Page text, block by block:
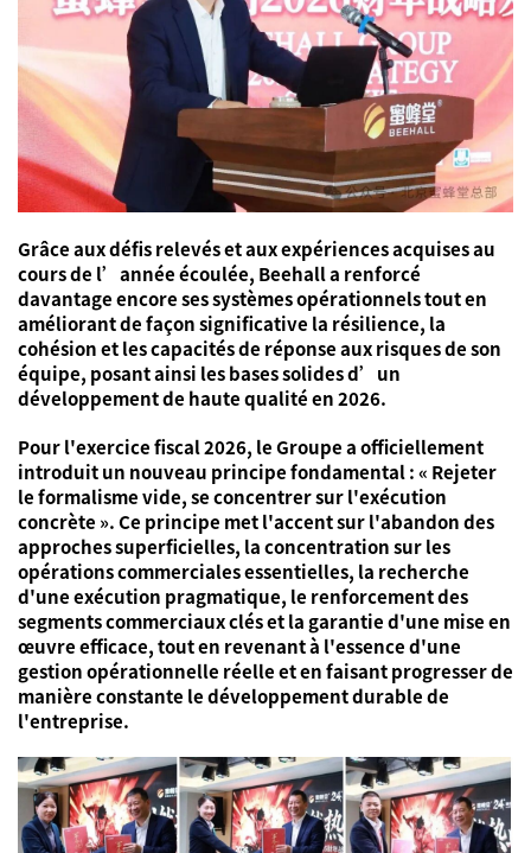
Grâce aux défis relevés et aux expériences acquises au
cours de l’année écoulée, Beehall a renforcé
davantage encore ses systèmes opérationnels tout en
améliorant de façon significative la résilience, la
cohésion et les capacités de réponse aux risques de son
équipe, posant ainsi les bases solides d’un
développement de haute qualité en 2026.
Pour l'exercice fiscal 2026, le Groupe a officiellement
introduit un nouveau principe fondamental : « Rejeter
le formalisme vide, se concentrer sur l'exécution
concrète ». Ce principe met l'accent sur l'abandon des
approches superficielles, la concentration sur les
opérations commerciales essentielles, la recherche
d'une exécution pragmatique, le renforcement des
segments commerciaux clés et la garantie d'une mise en
œuvre efficace, tout en revenant à l'essence d'une
gestion opérationnelle réelle et en faisant progresser de
manière constante le développement durable de
l'entreprise.